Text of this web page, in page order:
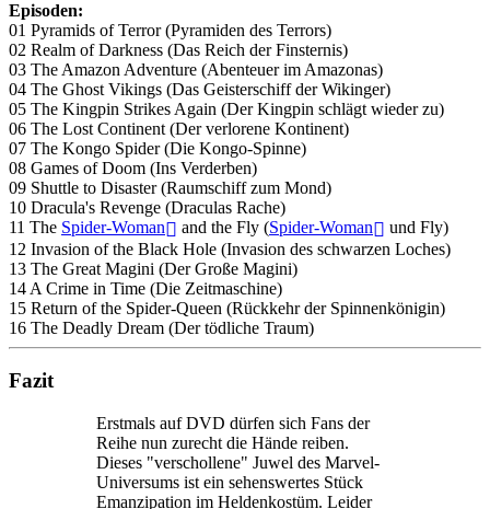
Episoden:
01 Pyramids of Terror (Pyramiden des Terrors)
02 Realm of Darkness (Das Reich der Finsternis)
03 The Amazon Adventure (Abenteuer im Amazonas)
04 The Ghost Vikings (Das Geisterschiff der Wikinger)
05 The Kingpin Strikes Again (Der Kingpin schlägt wieder zu)
06 The Lost Continent (Der verlorene Kontinent)
07 The Kongo Spider (Die Kongo-Spinne)
08 Games of Doom (Ins Verderben)
09 Shuttle to Disaster (Raumschiff zum Mond)
10 Dracula's Revenge (Draculas Rache)
11 The Spider-Woman and the Fly (Spider-Woman
und Fly)
12 Invasion of the Black Hole (Invasion des schwarzen Loches)
13 The Great Magini (Der Große Magini)
14 A Crime in Time (Die Zeitmaschine)
15 Return of the Spider-Queen (Rückkehr der Spinnenkönigin)
16 The Deadly Dream (Der tödliche Traum)
Fazit
Erstmals auf DVD dürfen sich Fans der
Reihe nun zurecht die Hände reiben.
Dieses "verschollene" Juwel des Marvel-
Universums ist ein sehenswertes Stück
Emanzipation im Heldenkostüm. Leider